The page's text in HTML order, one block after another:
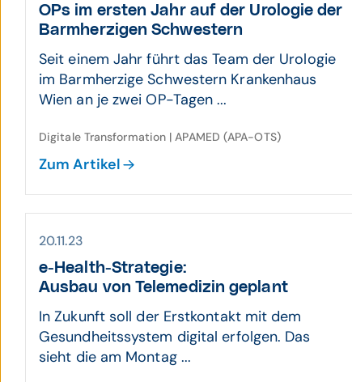
OPs im ersten Jahr auf der Urologie der
Barm­herzigen Schwestern
Seit einem Jahr führt das Team der Urologie
im Barmherzige Schwestern Krankenhaus
Wien an je zwei OP-Tagen ...
Digitale Transformation | APAMED (APA-OTS)
Zum Artikel
20.11.23
e-Health-Strategie:
Aus­bau von Tele­medizin geplant
In Zukunft soll der Erstkontakt mit dem
Gesundheitssystem digital erfolgen. Das
sieht die am Montag ...